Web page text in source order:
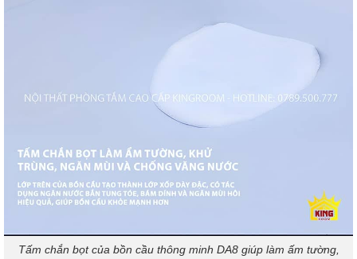
Tấm chắn bọt của bồn cầu thông minh DA8 giúp làm ấm tường,